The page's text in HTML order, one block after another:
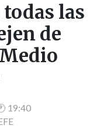
las
de
19:40